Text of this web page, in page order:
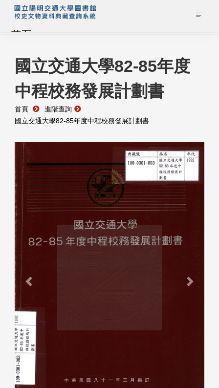
首頁
藏品查詢
校史館簡介
藏品清單全覽
資料調閱申請
管理者登入
國立交通大學82-85年度
中程校務發展計劃書
首頁
進階查詢
國立交通大學82-85年度中程校務發展計劃書
Previous Next